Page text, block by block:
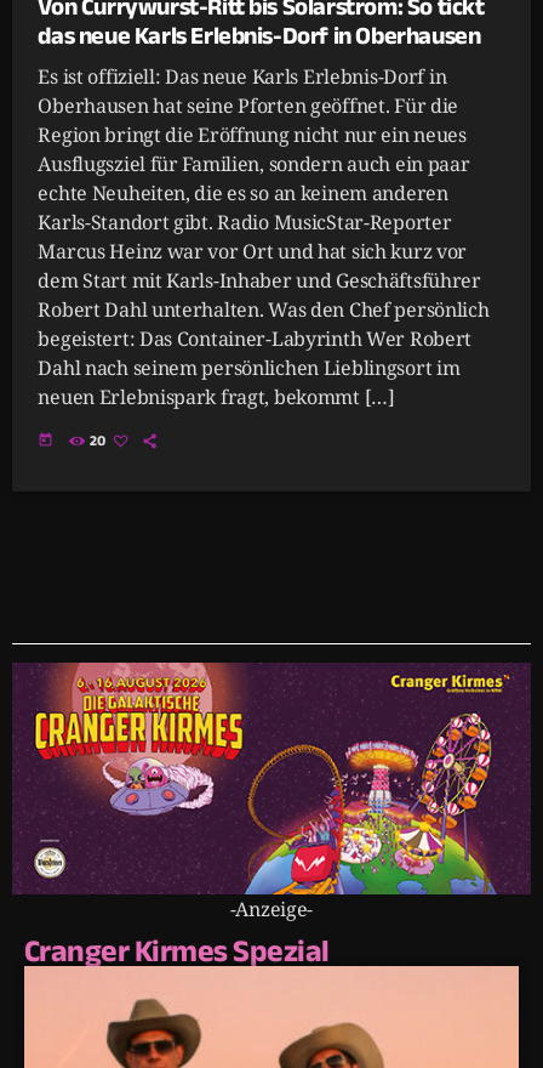
Von Currywurst-Ritt bis Solarstrom: So tickt
das neue Karls Erlebnis-Dorf in Oberhausen
Es ist offiziell: Das neue Karls Erlebnis-Dorf in
Oberhausen hat seine Pforten geöffnet. Für die
Region bringt die Eröffnung nicht nur ein neues
Ausflugsziel für Familien, sondern auch ein paar
echte Neuheiten, die es so an keinem anderen
Karls-Standort gibt. Radio MusicStar-Reporter
Marcus Heinz war vor Ort und hat sich kurz vor
dem Start mit Karls-Inhaber und Geschäftsführer
Robert Dahl unterhalten. Was den Chef persönlich
begeistert: Das Container-Labyrinth Wer Robert
Dahl nach seinem persönlichen Lieblingsort im
neuen Erlebnispark fragt, bekommt […]
today 20
-Anzeige-
Cranger Kirmes Spezial